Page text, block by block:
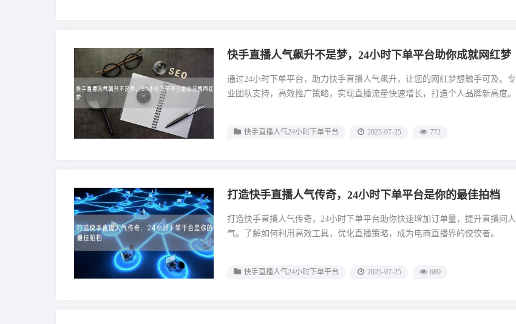
快手直播人气飙升不是梦，24小时下单平台助你成就网红梦
通过24小时下单平台，助力快手直播人气飙升，让您的网红梦想触手可及。专
业团队支持，高效推广策略，实现直播流量快速增长，打造个人品牌新高度。
快手直播人气24小时下单平台 2025-07-25 772
打造快手直播人气传奇，24小时下单平台是你的最佳拍档
打造快手直播人气传奇，24小时下单平台助你快速增加订单量，提升直播间人
气。了解如何利用高效工具，优化直播策略，成为电商直播界的佼佼者。
快手直播人气24小时下单平台 2025-07-25 680